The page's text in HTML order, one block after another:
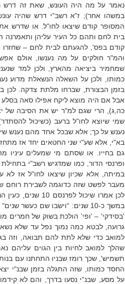
נאמר על מה היה העונש, שאת זה דרש
במשהו אחר); ז"א רשב”י דרש שהיה
המסופר קודם שיצאו לחו"ל. או שדרש
בית לחם ותהם כל העיר עליהן
קודם בפס', להגעתם לבית לחם – שחזרו
והמ"ר חולקים על מה נענשו, אולם
שמחמיר ביציאה מהארץ, ולכן למד
כמותו, ולכן על השאלה הנשאלת מדוע
בזמן הבצורת, שברחו מלתת צדקה. לכן
אבל אם היה מוצא ליקח אפילו סאה בסלע
כה,ג), הרי שגם למ"ר יש את הסיבה של
שמי שיוצא לחו"ל ברעב (כשיכול
נענש על כך; אלא שבכל אחד מהם נענש
בא"י, אלא שע"י שני החטאים יחד אז
גם בחייו. או שסתם מי שמעלים עיניו
ופרנסי הדור, כמו שמדגיש רשב"י
במיתה, אלא שכיון שיצאו לחו"ל אז לא
מעבר לפשט שזה כדוגמה לשבירת רוחם
לכן אמרו שיכול
במשך כ-10 שנים: “וישבו שם
'בסידקי' – 'ופי' הולכת בשוק של חמרים
גרועה, לבטא כמה נמוך נפל עד שלא
למואב כדי שלא לתת להם תבואה, וזה
שהלך למואב לחיות בין הגוים עליהם
תשמיש', שכך רומז שבניו התחתנו עם
החסד כמותו, שזה התגלה בזמן שבנ"י
על מסע, שבנ”י נסעו בדרך, והם לא